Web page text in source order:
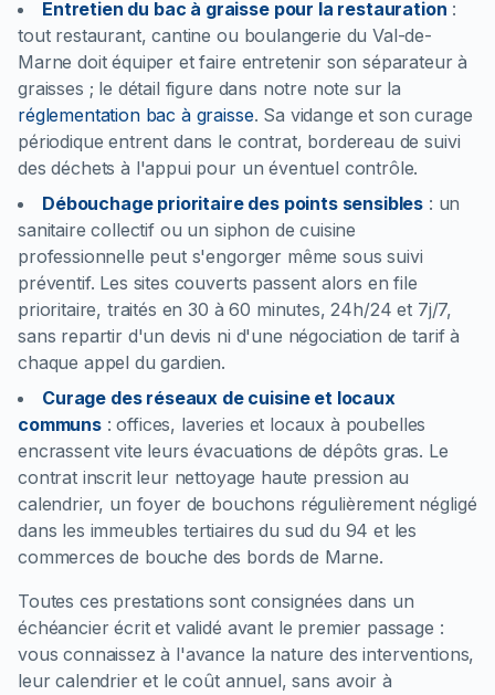
Entretien du bac à graisse pour la restauration :
tout restaurant, cantine ou boulangerie du Val-de-
Marne doit équiper et faire entretenir son séparateur à
graisses ; le détail figure dans notre note sur la
réglementation bac à graisse. Sa vidange et son curage
périodique entrent dans le contrat, bordereau de suivi
des déchets à l'appui pour un éventuel contrôle.
Débouchage prioritaire des points sensibles : un
sanitaire collectif ou un siphon de cuisine
professionnelle peut s'engorger même sous suivi
préventif. Les sites couverts passent alors en file
prioritaire, traités en 30 à 60 minutes, 24h/24 et 7j/7,
sans repartir d'un devis ni d'une négociation de tarif à
chaque appel du gardien.
Curage des réseaux de cuisine et locaux
communs:offices, laveries et locaux à poubelles
encrassent vite leurs évacuations de dépôts gras. Le
contrat inscrit leur nettoyage haute pression au
calendrier, un foyer de bouchons régulièrement négligé
dans les immeubles tertiaires du sud du 94 et les
commerces de bouche des bords de Marne.
Toutes ces prestations sont consignées dans un
échéancier écrit et validé avant le premier passage :
vous connaissez à l'avance la nature des interventions,
leur calendrier et le coût annuel, sans avoir à